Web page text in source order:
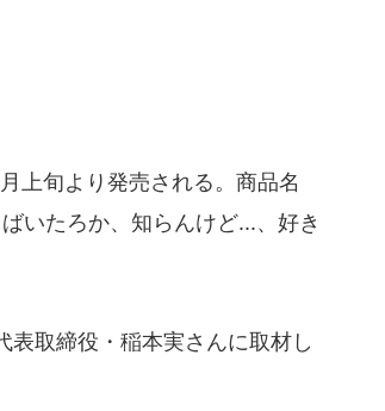
上旬より発売される。商品名
いたろか、知らんけど...、好き
取締役・稲本実さんに取材し